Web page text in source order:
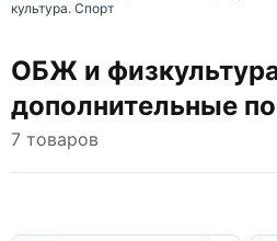
культура. Спорт
ОБЖ и
дополнительные
7 товаров